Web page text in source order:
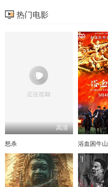
热门电影
高清
怒杀 浴血困牛山